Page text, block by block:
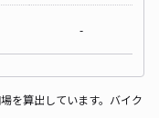
-
を算出しています。バイク